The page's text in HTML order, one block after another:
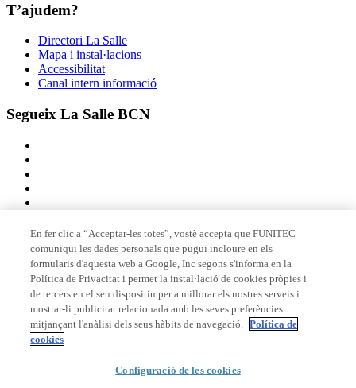
T’ajudem?
Directori La Salle
Mapa i instal·lacions
Accessibilitat
Canal intern informació
Segueix La Salle BCN
Membre de
Acreditacions
© 2026 La Salle Campus Barcelona - URL |Avís legal
En fer clic a “Acceptar-les totes”, vostè accepta que FUNITEC
comuniqui les dades personals que pugui incloure en els
formularis d'aquesta web a Google, Inc segons s'informa en la
Política de Privacitat i permet la instal·lació de cookies pròpies i
de tercers en el seu dispositiu per a millorar els nostres serveis i
mostrar-li publicitat relacionada amb les seves preferències
mitjançant l'anàlisi dels seus hàbits de navegació. Política de
cookies
Configuració de les cookies